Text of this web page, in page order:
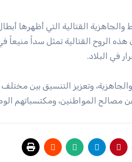
القتالية التي أظهرها
هذه الروح القتالية تمثل سداً
في البلاد.
وتعزيز التنسيق بين
مصالح المواطنين، ومكتسباتهم